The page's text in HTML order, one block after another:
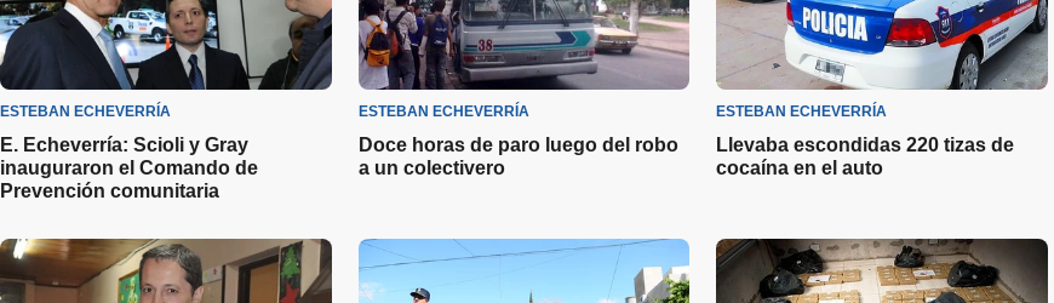
ESTEBAN ECHEVERRÍA
E. Echeverría: Scioli y Gray
inauguraron el Comando de
Prevención comunitaria
ESTEBAN ECHEVERRÍA
Doce horas de paro luego del robo
a un colectivero
ESTEBAN ECHEVERRÍA
Llevaba escondidas 220 tizas de
cocaína en el auto